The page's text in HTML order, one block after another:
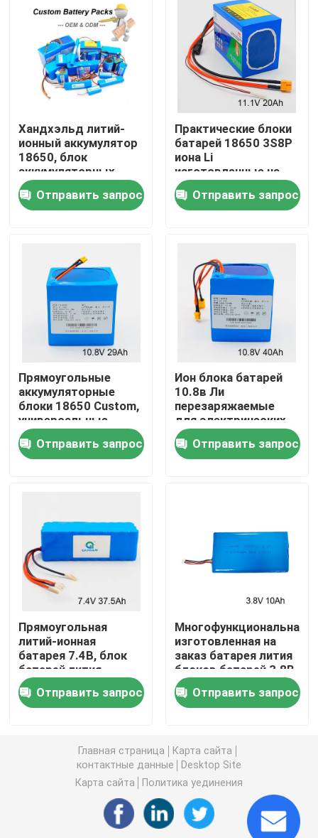
Продукты
Видео
Путешествие фабрики
Проверка качества
Свяжитесь мы
Спросите цитату
Мощность аккумулятора мотоцикла
электрическая батарея велосипеда
Электрическая батарея скутера
батарея лития тележки гольфа
Литиевая батарея высокого напряжения
шкаф накопления энергии
Хандхэльд литий-
ионный аккумулятор
18650, блок
аккумуляторных
батарей 13с4п
перезаряжаемые 48в
Отправить запрос
Практические блоки
батарей 18650 3S8P
иона Li
изготовленные на
заказ
перезаряжаемые
Отправить запрос
Прямоугольные
аккумуляторные
блоки 18650 Custom,
универсальные,
практичные
Отправить запрос
Ион блока батарей
10.8в Ли
перезаряжаемые
для электрических
приборов
Отправить запрос
Прямоугольная
литий-ионная
батарея 7.4В, блок
батарей лития
37.5Ах 18650
перезаряжаемые
Отправить запрос
Многофункциональная
изготовленная на
заказ батарея лития
блоков батарей 3.8В
10Ах
Отправить запрос
Главная страница
Карта сайта
контактные данные
Desktop Site
Карта сайта
Политика уединения